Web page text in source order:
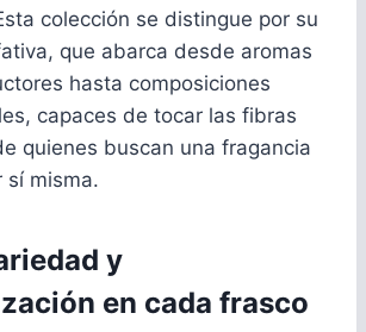
colección se distingue por su
que abarca desde aromas
hasta composiciones
capaces de tocar las fibras
quienes buscan una fragancia
sí misma.
y
en cada frasco